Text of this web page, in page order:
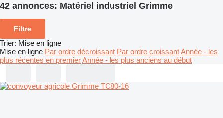
42 annonces: Matériel industriel Grimme
Filtre
Trier: Mise en ligne
Mise en ligne Par ordre décroissant Par ordre croissantAnnée - les
plus récentes en premierAnnée - les plus anciens au début